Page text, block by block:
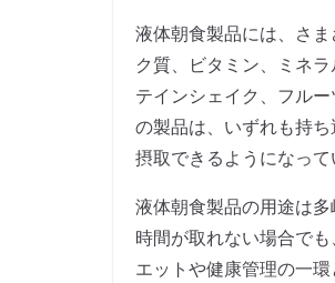
液体朝食製品には、さ
ク質、ビタミン、ミネ
テインシェイク、フル
の製品は、いずれも持
摂取できるようになって
液体朝食製品の用途は
時間が取れない場合で
エットや健康管理の一